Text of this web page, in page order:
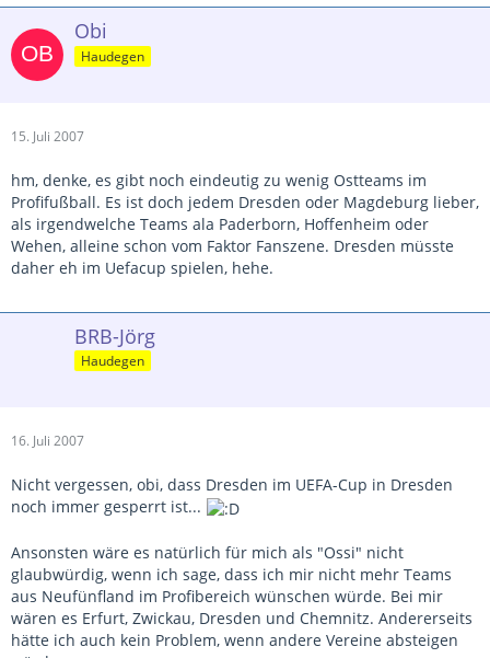
Obi
Haudegen
15. Juli 2007
hm, denke, es gibt noch eindeutig zu wenig Ostteams im
Profifußball. Es ist doch jedem Dresden oder Magdeburg lieber,
als irgendwelche Teams ala Paderborn, Hoffenheim oder
Wehen, alleine schon vom Faktor Fanszene. Dresden müsste
daher eh im Uefacup spielen, hehe.
BRB-Jörg
Haudegen
16. Juli 2007
Nicht vergessen, obi, dass Dresden im UEFA-Cup in Dresden
noch immer gesperrt ist...
Ansonsten wäre es natürlich für mich als "Ossi" nicht
glaubwürdig, wenn ich sage, dass ich mir nicht mehr Teams
aus Neufünfland im Profibereich wünschen würde. Bei mir
wären es Erfurt, Zwickau, Dresden und Chemnitz. Andererseits
hätte ich auch kein Problem, wenn andere Vereine absteigen